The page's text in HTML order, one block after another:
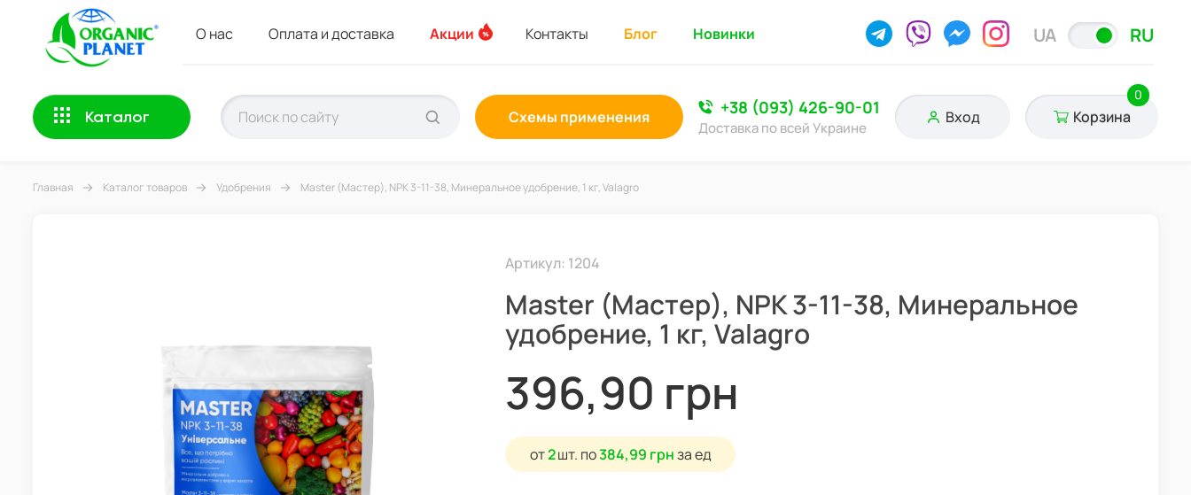
О нас Оплата и доставка Акции Контакты Блог Новинки UA RU
Каталог Схемы применения +38 (093) 426-90-01
Доставка по всей Украине
Вход Корзина
0
Главная Каталог товаров Удобрения Master (Мастер), NPK 3-11-38, Минеральное удобрение, 1 кг, Valagro
Артикул: 1204
Master (Мастер), NPK 3-11-38, Минеральное
удобрение, 1 кг, Valagro
396,90 грн
от2шт. по384,99 грнза ед